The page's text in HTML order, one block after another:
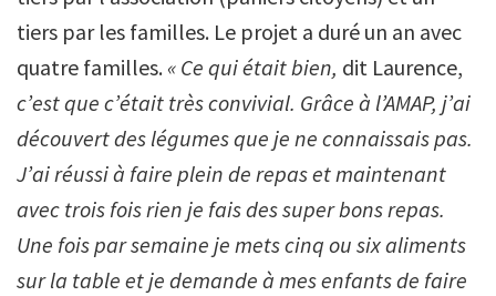
tiers par les familles. Le projet a duré un an avec
quatre familles. « Ce qui était bien, dit Laurence,
c’est que c’était très convivial. Grâce à l’AMAP, j’ai
découvert des légumes que je ne connaissais pas.
J’ai réussi à faire plein de repas et maintenant
avec trois fois rien je fais des super bons repas.
Une fois par semaine je mets cinq ou six aliments
sur la table et je demande à mes enfants de faire